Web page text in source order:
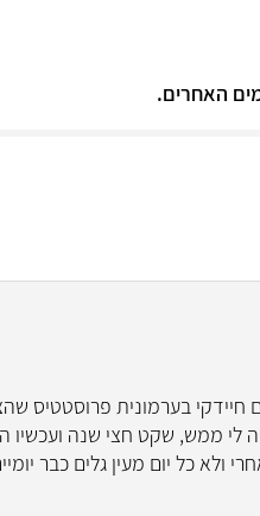
האחרים.
בערמונית פרוסטטיס
לי ממש, שקט חצי שנה ועכשיו
ולא כל יום מעין גלים כבר
4.9
"דוקטור עמית
ואכפתי